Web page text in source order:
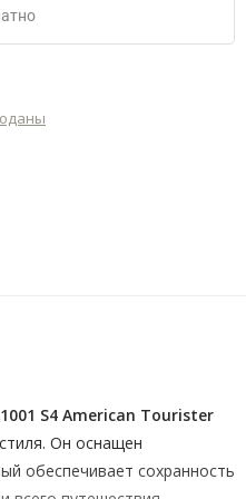
S4 American Tourister
Он оснащен
обеспечивает сохранность